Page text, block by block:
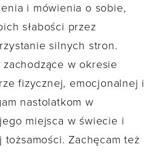
i mówienia o sobie,
słabości przez
silnych stron.
zachodzące w okresie
fizycznej, emocjonalnej i
nastolatkom w
miejsca w świecie i
tożsamości. Zachęcam też